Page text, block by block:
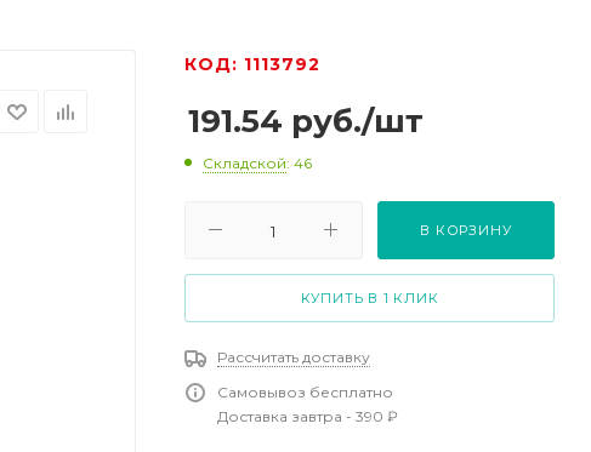
КОД: 1113792
191.54 руб./шт
Складской: 46
В КОРЗИНУ
КУПИТЬ В 1 КЛИК
Рассчитать доставку
Самовывоз бесплатно
Доставка завтра - 390 ₽